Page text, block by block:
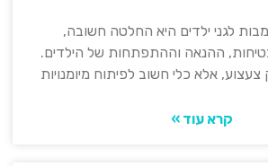
לגני ילדים היא החלטה חשובה,
ההנאה וההתפתחות של הילדים.
אלא כלי חשוב לפיתוח מיומנויות
קרא עוד »